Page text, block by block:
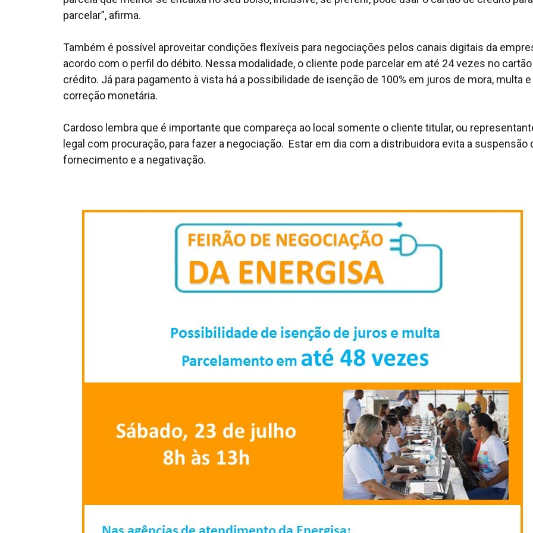
parcelar”, afirma.
Também é possível aproveitar condições flexíveis para negociações pelos canais digitais da
acordo com o perfil do débito. Nessa modalidade, o cliente pode parcelar em até 24 vezes no
crédito. Já para pagamento à vista há a possibilidade de isenção de 100% em juros de mora, multa e
correção monetária.
Cardoso lembra que é importante que compareça ao local somente o cliente titular, ou
legal com procuração, para fazer a negociação. Estar em dia com a distribuidora evita a suspensão
fornecimento e a negativação.